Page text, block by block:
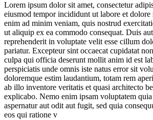
Lorem ipsum dolor sit amet, consectetur
eiusmod tempor incididunt ut labore et
enim ad minim veniam, quis nostrud
ut aliquip ex ea commodo consequat. Duis
reprehenderit in voluptate velit esse cillum
pariatur. Excepteur sint occaecat cupidatat
culpa qui officia deserunt mollit anim id est
perspiciatis unde omnis iste natus error sit
doloremque estim laudantium, totam rem
ab illo inventore veritatis et quasi architecto
explicabo. Nemo enim ipsam voluptatem
aspernatur aut odit aut fugit, sed quia
eos qui ratione v